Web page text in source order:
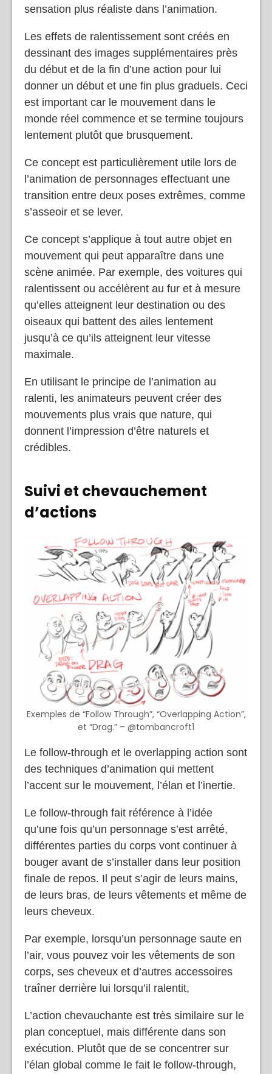
sensation plus réaliste dans l’animation.
Les effets de ralentissement sont créés en
dessinant des images supplémentaires près
du début et de la fin d’une action pour lui
donner un début et une fin plus graduels. Ceci
est important car le mouvement dans le
monde réel commence et se termine toujours
lentement plutôt que brusquement.
Ce concept est particulièrement utile lors de
l’animation de personnages effectuant une
transition entre deux poses extrêmes, comme
s’asseoir et se lever.
Ce concept s’applique à tout autre objet en
mouvement qui peut apparaître dans une
scène animée. Par exemple, des voitures qui
ralentissent ou accélèrent au fur et à mesure
qu’elles atteignent leur destination ou des
oiseaux qui battent des ailes lentement
jusqu’à ce qu’ils atteignent leur vitesse
maximale.
En utilisant le principe de l’animation au
ralenti, les animateurs peuvent créer des
mouvements plus vrais que nature, qui
donnent l’impression d’être naturels et
crédibles.
Suivi et chevauchement
d’actions
Exemples de “Follow Through”, “Overlapping Action”,
et “Drag.” – @tombancroft1
Le follow-through et le overlapping action sont
des techniques d’animation qui mettent
l’accent sur le mouvement, l’élan et l’inertie.
Le follow-through fait référence à l’idée
qu’une fois qu’un personnage s’est arrêté,
différentes parties du corps vont continuer à
bouger avant de s’installer dans leur position
finale de repos. Il peut s’agir de leurs mains,
de leurs bras, de leurs vêtements et même de
leurs cheveux.
Par exemple, lorsqu’un personnage saute en
l’air, vous pouvez voir les vêtements de son
corps, ses cheveux et d’autres accessoires
traîner derrière lui lorsqu’il ralentit,
L’action chevauchante est très similaire sur le
plan conceptuel, mais différente dans son
exécution. Plutôt que de se concentrer sur
l’élan global comme le fait le follow-through,